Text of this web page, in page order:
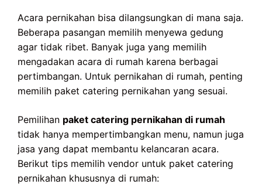
Acara pernikahan bisa dilangsungkan di mana saja.
Beberapa pasangan memilih menyewa gedung
agar tidak ribet. Banyak juga yang memilih
mengadakan acara di rumah karena berbagai
pertimbangan. Untuk pernikahan di rumah, penting
memilih paket catering pernikahan yang sesuai.
Pemilihan paket catering pernikahan di rumah
tidak hanya mempertimbangkan menu, namun juga
jasa yang dapat membantu kelancaran acara.
Berikut tips memilih vendor untuk paket catering
pernikahan khususnya di rumah: